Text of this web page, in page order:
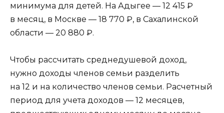
минимума для детей. На Адыгее — 12 415 ₽
в месяц, в Москве — 18 770 ₽, в Сахалинской
области — 20 880 ₽.
Чтобы рассчитать среднедушевой доход,
нужно доходы членов семьи разделить
на 12 и на количество членов семьи. Расчетный
период для учета доходов — 12 месяцев,